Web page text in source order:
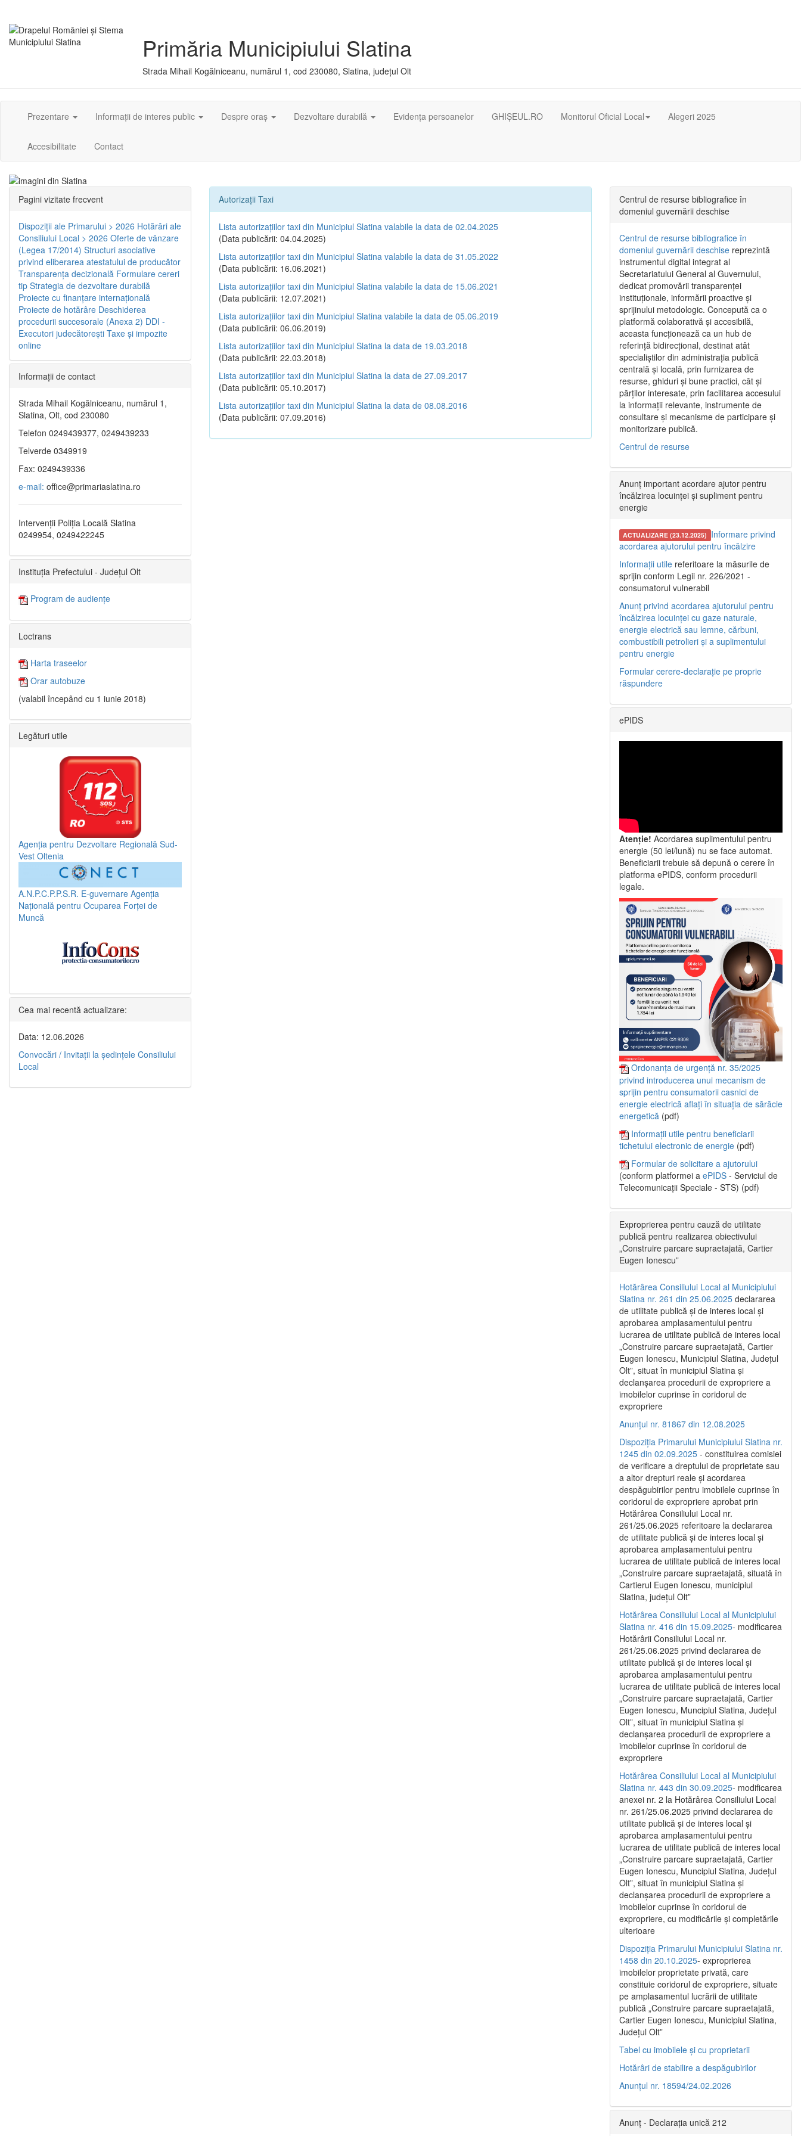
Primăria Municipiului Slatina
Strada Mihail Kogălniceanu, numărul 1, cod 230080, Slatina, județul Olt
Prezentare Informații de interes public Despre oraș Dezvoltare durabilă Evidența persoanelor GHIȘEUL.RO Monitorul Oficial Local Alegeri 2025
Accesibilitate Contact
Autorizații Taxi
Lista autorizațiilor taxi din Municipiul Slatina valabile la data de 02.04.2025
(Data publicării: 04.04.2025)
Lista autorizațiilor taxi din Municipiul Slatina valabile la data de 31.05.2022
(Data publicării: 16.06.2021)
Lista autorizațiilor taxi din Municipiul Slatina valabile la data de 15.06.2021
(Data publicării: 12.07.2021)
Lista autorizațiilor taxi din Municipiul Slatina valabile la data de 05.06.2019
(Data publicării: 06.06.2019)
Lista autorizațiilor taxi din Municipiul Slatina la data de 19.03.2018
(Data publicării: 22.03.2018)
Lista autorizațiilor taxi din Municipiul Slatina la data de 27.09.2017
(Data publicării: 05.10.2017)
Lista autorizațiilor taxi din Municipiul Slatina la data de 08.08.2016
(Data publicării: 07.09.2016)
Pagini vizitate frecvent
Dispoziţii ale Primarului > 2026 Hotărâri ale
Consiliului Local > 2026 Oferte de vânzare
(Legea 17/2014) Structuri asociative
privind eliberarea atestatului de producător
Transparenţa decizională Formulare cereri
tip Strategia de dezvoltare durabilă
Proiecte cu finanţare internaţională
Proiecte de hotărâre Deschiderea
procedurii succesorale (Anexa 2) DDI -
Executori judecătorești Taxe şi impozite
online
Informaţii de contact
Strada Mihail Kogălniceanu, numărul 1,
Slatina, Olt, cod 230080
Telefon 0249439377, 0249439233
Telverde 0349919
Fax: 0249439336
e-mail: office@primariaslatina.ro
Intervenții Poliția Locală Slatina
0249954, 0249422245
Instituția Prefectului - Județul Olt
Program de audiențe
Loctrans
Harta traseelor
Orar autobuze
(valabil începând cu 1 iunie 2018)
Legături utile
Agenția pentru Dezvoltare Regională Sud-
Vest Oltenia
A.N.P.C.P.P.S.R. E-guvernare Agenția
Națională pentru Ocuparea Forței de
Muncă
Cea mai recentă actualizare:
Data: 12.06.2026
Convocări / Invitaţii la şedinţele Consiliului
Local
Centrul de resurse bibliografice în
domeniul guvernării deschise
Centrul de resurse bibliografice în
domeniul guvernării deschise reprezintă
instrumentul digital integrat al
Secretariatului General al Guvernului,
dedicat promovării transparenței
instituționale, informării proactive și
sprijinului metodologic. Concepută ca o
platformă colaborativă și accesibilă,
aceasta funcționează ca un hub de
referință bidirecțional, destinat atât
specialiștilor din administrația publică
centrală și locală, prin furnizarea de
resurse, ghiduri și bune practici, cât și
părților interesate, prin facilitarea accesului
la informații relevante, instrumente de
consultare și mecanisme de participare și
monitorizare publică.
Centrul de resurse
Anunț important acordare ajutor pentru
încălzirea locuinței și supliment pentru
energie
ACTUALIZARE (23.12.2025) Informare privind
acordarea ajutorului pentru încălzire
Informații utile referitoare la măsurile de
sprijin conform Legii nr. 226/2021 -
consumatorul vulnerabil
Anunț privind acordarea ajutorului pentru
încălzirea locuinței cu gaze naturale,
energie electrică sau lemne, cărbuni,
combustibili petrolieri și a suplimentului
pentru energie
Formular cerere-declarație pe proprie
răspundere
ePIDS
Atenție! Acordarea suplimentului pentru
energie (50 lei/lună) nu se face automat.
Beneficiarii trebuie să depună o cerere în
platforma ePIDS, conform procedurii
legale.
Ordonanța de urgență nr. 35/2025
privind introducerea unui mecanism de
sprijin pentru consumatorii casnici de
energie electrică aflați în situația de sărăcie
energetică (pdf)
Informații utile pentru beneficiarii
tichetului electronic de energie (pdf)
Formular de solicitare a ajutorului
(conform platformei a ePIDS - Serviciul de
Telecomunicații Speciale - STS) (pdf)
Exproprierea pentru cauză de utilitate
publică pentru realizarea obiectivului
„Construire parcare supraetajată, Cartier
Eugen Ionescu”
Hotărârea Consiliului Local al Municipiului
Slatina nr. 261 din 25.06.2025 declararea
de utilitate publică și de interes local și
aprobarea amplasamentului pentru
lucrarea de utilitate publică de interes local
„Construire parcare supraetajată, Cartier
Eugen Ionescu, Municipiul Slatina, Județul
Olt”, situat în municipiul Slatina și
declanșarea procedurii de expropriere a
imobilelor cuprinse în coridorul de
expropriere
Anunțul nr. 81867 din 12.08.2025
Dispoziția Primarului Municipiului Slatina nr.
1245 din 02.09.2025 - constituirea comisiei
de verificare a dreptului de proprietate sau
a altor drepturi reale și acordarea
despăgubirilor pentru imobilele cuprinse în
coridorul de expropriere aprobat prin
Hotărârea Consiliului Local nr.
261/25.06.2025 referitoare la declararea
de utilitate publică și de interes local și
aprobarea amplasamentului pentru
lucrarea de utilitate publică de interes local
„Construire parcare supraetajată, situată în
Cartierul Eugen Ionescu, municipiul
Slatina, județul Olt”
Hotărârea Consiliului Local al Municipiului
Slatina nr. 416 din 15.09.2025- modificarea
Hotărârii Consiliului Local nr.
261/25.06.2025 privind declararea de
utilitate publică și de interes local și
aprobarea amplasamentului pentru
lucrarea de utilitate publică de interes local
„Construire parcare supraetajată, Cartier
Eugen Ionescu, Muncipiul Slatina, Județul
Olt”, situat în municipiul Slatina și
declanșarea procedurii de expropriere a
imobilelor cuprinse în coridorul de
expropriere
Hotărârea Consiliului Local al Municipiului
Slatina nr. 443 din 30.09.2025- modificarea
anexei nr. 2 la Hotărârea Consiliului Local
nr. 261/25.06.2025 privind declararea de
utilitate publică şi de interes local şi
aprobarea amplasamentului pentru
lucrarea de utilitate publică de interes local
„Construire parcare supraetajată, Cartier
Eugen Ionescu, Muncipiul Slatina, Judeţul
Olt”, situat în municipiul Slatina şi
declanşarea procedurii de expropriere a
imobilelor cuprinse în coridorul de
expropriere, cu modificările şi completările
ulterioare
Dispoziția Primarului Municipiului Slatina nr.
1458 din 20.10.2025- exproprierea
imobilelor proprietate privată, care
constituie coridorul de expropriere, situate
pe amplasamentul lucrării de utilitate
publică „Construire parcare supraetajată,
Cartier Eugen Ionescu, Municipiul Slatina,
Județul Olt”
Tabel cu imobilele și cu proprietarii
Hotărâri de stabilire a despăgubirilor
Anunțul nr. 18594/24.02.2026
Anunț - Declarația unică 212